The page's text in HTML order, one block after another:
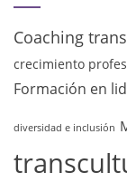
Coaching
crecimiento
Formación en
diversidad e inclusión